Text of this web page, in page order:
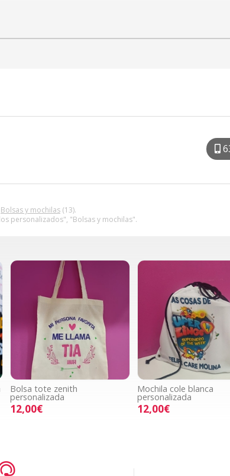
Bolsas y mochilas (13).
personalizados", "Bolsas y mochilas".
Bolsa tote zenith
personalizada
12,00€
Mochila cole blanca
personalizada
12,00€